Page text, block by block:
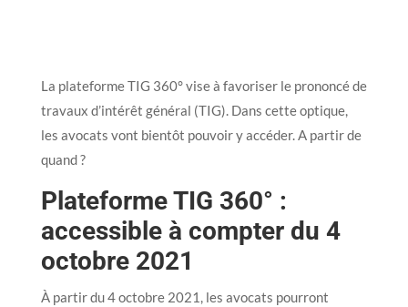
La plateforme TIG 360° vise à favoriser le prononcé de
travaux d’intérêt général (TIG). Dans cette optique,
les avocats vont bientôt pouvoir y accéder. A partir de
quand ?
Plateforme TIG 360° :
accessible à compter du 4
octobre 2021
À partir du 4 octobre 2021, les avocats pourront